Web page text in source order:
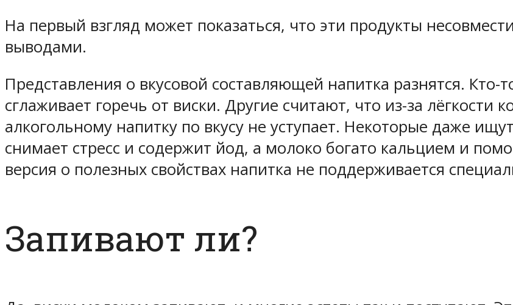
На первый взгляд может показаться, что эти продукты
выводами.
Представления о вкусовой составляющей напитка разнятся. Кто-
сглаживает горечь от виски. Другие считают, что из-за лёгкости
алкогольному напитку по вкусу не уступает. Некоторые даже
снимает стресс и содержит йод, а молоко богато кальцием и
версия о полезных свойствах напитка не поддерживается
Запивают ли?